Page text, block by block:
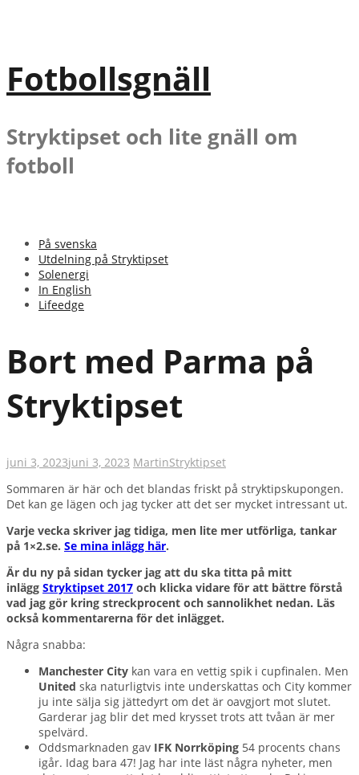
Fotbollsgnäll
Stryktipset och lite gnäll om
fotboll
På svenska
Utdelning på Stryktipset
Solenergi
In English
Lifeedge
Bort med Parma på
Stryktipset
juni 3, 2023juni 3, 2023 MartinStryktipset
Sommaren är här och det blandas friskt på stryktipskupongen.
Det kan ge lägen och jag tycker att det ser mycket intressant ut.
Varje vecka skriver jag tidiga, men lite mer utförliga, tankar
på 1×2.se. Se mina inlägg här.
Är du ny på sidan tycker jag att du ska titta på mitt
inlägg Stryktipset 2017 och klicka vidare för att bättre förstå
vad jag gör kring streckprocent och sannolikhet nedan. Läs
också kommentarerna för det inlägget.
Några snabba:
Manchester City kan vara en vettig spik i cupfinalen. Men
United ska naturligtvis inte underskattas och City kommer
ju inte sälja sig jättedyrt om det är oavgjort mot slutet.
Garderar jag blir det med krysset trots att tvåan är mer
spelvärd.
Oddsmarknaden gav IFK Norrköping 54 procents chans
igår. Idag bara 47! Jag har inte läst några nyheter, men